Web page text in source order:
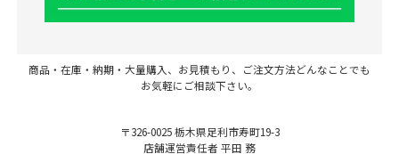
商品・在庫・納期・大量購入、お見積もり、ご注文方法どんなことでも
お気軽にご相談下さい。
〒326-0025 栃木県足利市寿町19-3
店舗運営責任者 平田 務